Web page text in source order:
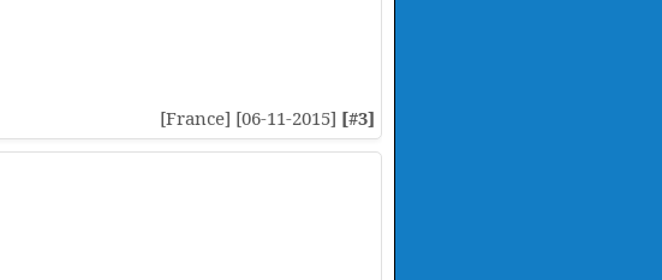
[France] [06-11-2015] [#3]